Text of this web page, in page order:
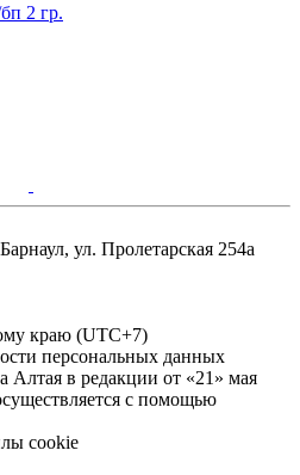
2 гр.
ул. Пролетарская 254а
краю (UTC+7)
персональных данных
Алтая в редакции от «21» мая
с помощью
сookie